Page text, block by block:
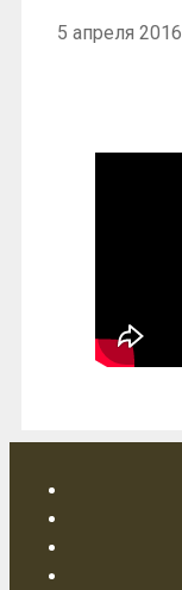
5 апреля 2016